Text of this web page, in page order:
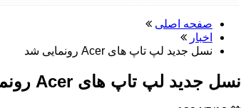
صفحه اصلی
اخبار
نسل جدید لپ تاپ های Acer رونمایی شد
نسل جدید لپ تاپ های Acer رونمایی شد